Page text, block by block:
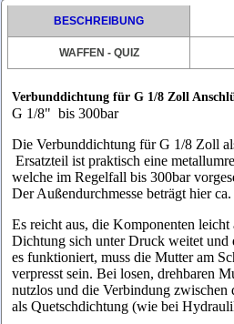
BESCHREIBUNG
WAFFEN - QUIZ
Verbunddichtung für G 1/8 Zoll
G 1/8" bis 300bar
Die Verbunddichtung für G 1/8 Zoll
Ersatzteil ist praktisch eine
welche im Regelfall bis 300bar
Der Außendurchmesse beträgt hier
Es reicht aus, die Komponenten
Dichtung sich unter Druck weitet und
es funktioniert, muss die Mutter am
verpresst sein. Bei losen, drehbaren
nutzlos und die Verbindung zwischen
als Quetschdichtung (wie bei